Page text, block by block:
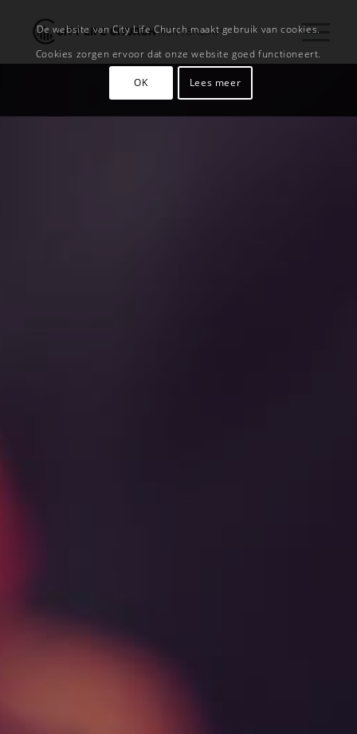
De website van City Life Church maakt gebruik van cookies.
Cookies zorgen ervoor dat onze website goed functioneert.
OK Lees meer